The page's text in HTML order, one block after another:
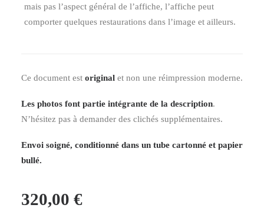
mais pas l’aspect général de l’affiche, l’affiche peut
comporter quelques restaurations dans l’image et ailleurs.
Ce document est original et non une réimpression moderne.
Les photos font partie intégrante de la description.
N’hésitez pas à demander des clichés supplémentaires.
Envoi soigné, conditionné dans un tube cartonné et papier
bullé.
320,00 €